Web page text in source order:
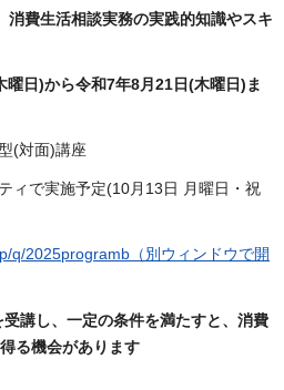
費生活相談実務の実践的知識やスキ
日)から令和7年8月21日(木曜日)ま
(対面)講座
ィで実施予定(10月13日 月曜日・祝
q/2025programb（別ウィンドウで開
講し、一定の条件を満たすと、消費
る機会があります